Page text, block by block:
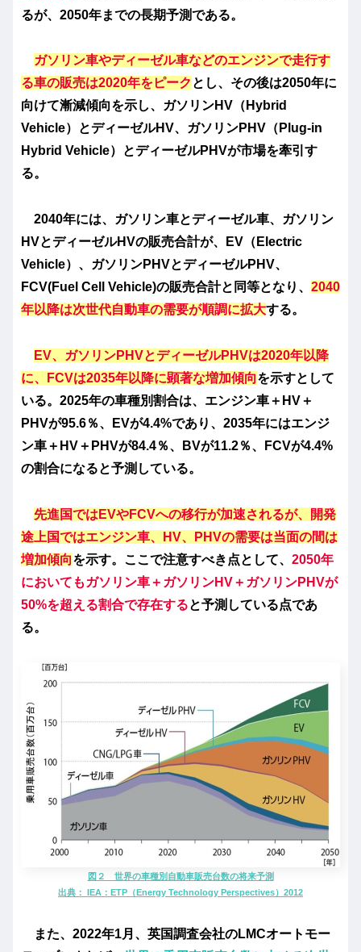
るが、2050年までの長期予測である。
ガソリン車やディーゼル車などのエンジンで走行す
る車の販売は2020年をピーク とし、その後は2050年に
向けて漸減傾向を示し、ガソリンHV（Hybrid
Vehicle）とディーゼルHV、ガソリンPHV（Plug-in
Hybrid Vehicle）とディーゼルPHVが市場を牽引す
る。
2040年には、ガソリン車とディーゼル車、ガソリン
HVとディーゼルHVの販売合計が、EV（Electric
Vehicle）、ガソリンPHVとディーゼルPHV、
FCV(Fuel Cell Vehicle)の販売合計と同等となり、 2040
年以降は次世代自動車の需要が順調に拡大する。
EV、
ガソリンPHVとディーゼルPHVは2020年以降
に、FCVは2035年以降に顕著な増加傾向を示すとして
いる。2025年の車種別割合は、エンジン車＋HV＋
PHVが95.6％、EVが4.4%であり、2035年にはエンジ
ン車＋HV＋PHVが84.4％、BVが11.2％、FCVが4.4%
の割合になると予測している。
先進国ではEVやFCVへの移行が加速されるが、開発
途上国ではエンジン車、HV、PHVの需要は当面の間は
増加傾向を示す。ここで注意すべき点として、 2050年
においてもガソリン車＋ガソリンHV＋ガソリンPHVが
50%を超える割合で存在すると予測している点であ
る。
図２ 世界の車種別自動車販売台数の将来予測
出典： IEA：ETP（Energy Technology Perspectives）2012
また、2022年1月、英国調査会社のLMCオートモー